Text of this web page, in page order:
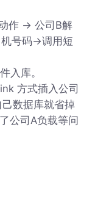
作 -> 公司B解
号码->调用短
入库。
方式插入公司
数据库就省掉
公司A负载等问